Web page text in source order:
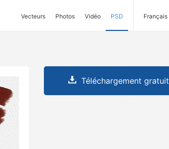
Vecteurs Photos Vidéo PSD Français
Téléchargement gratuit